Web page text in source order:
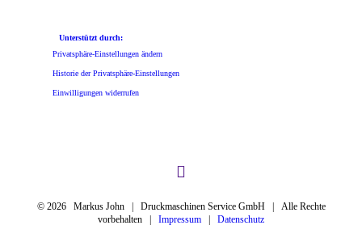
Unterstützt durch:
Privatsphäre-Einstellungen ändern
Historie der Privatsphäre-Einstellungen
Einwilligungen widerrufen
© 2026 Markus John | Druckmaschinen Service GmbH | Alle Rechte
vorbehalten | Impressum Datenschutz